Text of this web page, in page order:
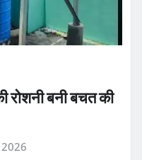
रोशनी बनी बचत की